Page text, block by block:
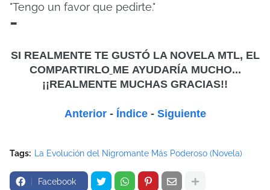
"Tengo un favor que pedirte."
-
SI REALMENTE TE GUSTÓ LA NOVELA MTL, EL
COMPARTIRLO ME AYUDARÍA MUCHO...
¡¡REALMENTE MUCHAS GRACIAS!!
Anterior - Índice - Siguiente
Tags: La Evolución del Nigromante Más Poderoso (Novela)
Facebook